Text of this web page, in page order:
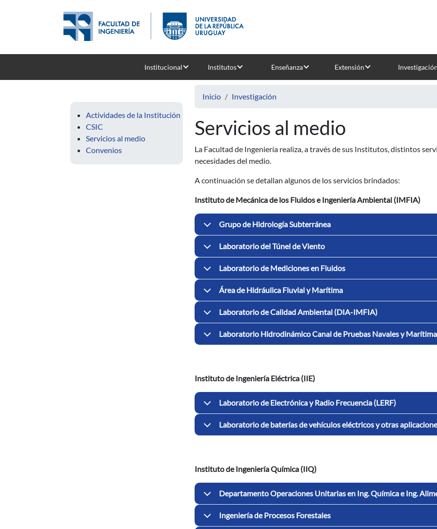
Institucional Institutos Enseñanza Extensión Investigación
Actividades de la Institución
CSIC
Servicios al medio
Convenios
Inicio Investigación
Servicios al medio
La Facultad de Ingeniería realiza, a través de sus Institutos, distintos
necesidades del medio.
A continuación se detallan algunos de los servicios brindados:
Instituto de Mecánica de los Fluidos e Ingeniería Ambiental (IMFIA)
Grupo de Hidrología Subterránea
Laboratorio del Túnel de Viento
Laboratorio de Mediciones en Fluidos
Área de Hidráulica Fluvial y Marítima
Laboratorio de Calidad Ambiental (DIA-IMFIA)
Laboratorio Hidrodinámico Canal de Pruebas Navales y
Instituto de Ingeniería Eléctrica (IIE)
Laboratorio de Electrónica y Radio Frecuencia (LERF)
Laboratorio de baterías de vehículos eléctricos y otras
Instituto de Ingeniería Química (IIQ)
Departamento Operaciones Unitarias en Ing. Química e Ing.
Ingeniería de Procesos Forestales